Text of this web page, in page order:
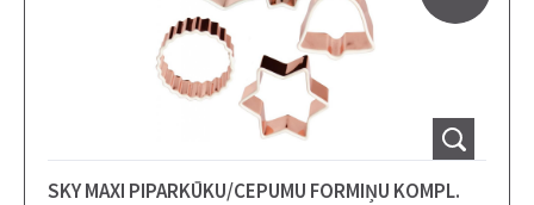
SKY MAXI PIPARKŪKU/CEPUMU FORMIŅU KOMPL.